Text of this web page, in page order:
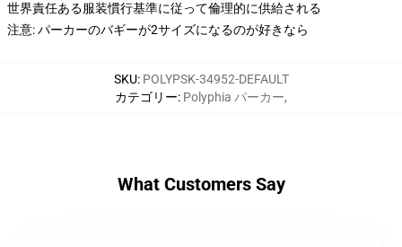
世界責任ある服装慣行基準に従って倫理的に供給される
注意: パーカーのバギーが2サイズになるのが好きなら
SKU: POLYPSK-34952-DEFAULT
カテゴリー: Polyphia パーカー,
What Customers Say